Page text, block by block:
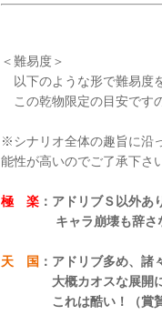
＜難易度＞
以下のような形で難易度
この乾物限定の目安です
※シナリオ全体の趣旨に沿
能性が高いのでご了承下さ
極 楽 ：アドリブＳ以外あ
キャラ崩壊も辞さな
天 国 ：アドリブ多め、諸
大概カオスな展開に
これは酷い！（賞賛